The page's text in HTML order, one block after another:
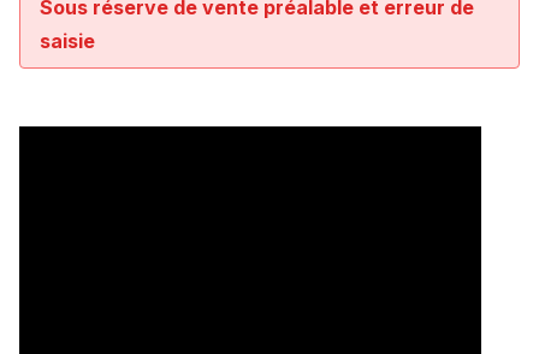
Sous réserve de vente préalable et erreur de
saisie